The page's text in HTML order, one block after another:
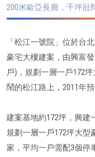
200米歐亞長廊，千坪壯
「松江一號院」位於台
豪宅大樓建案，由興富
戶)，規劃一層一戶172
鬧的松江路上，2011年
建案基地約172坪，興建
規劃一層一戶172坪大型
家，平均一戶需配3個停